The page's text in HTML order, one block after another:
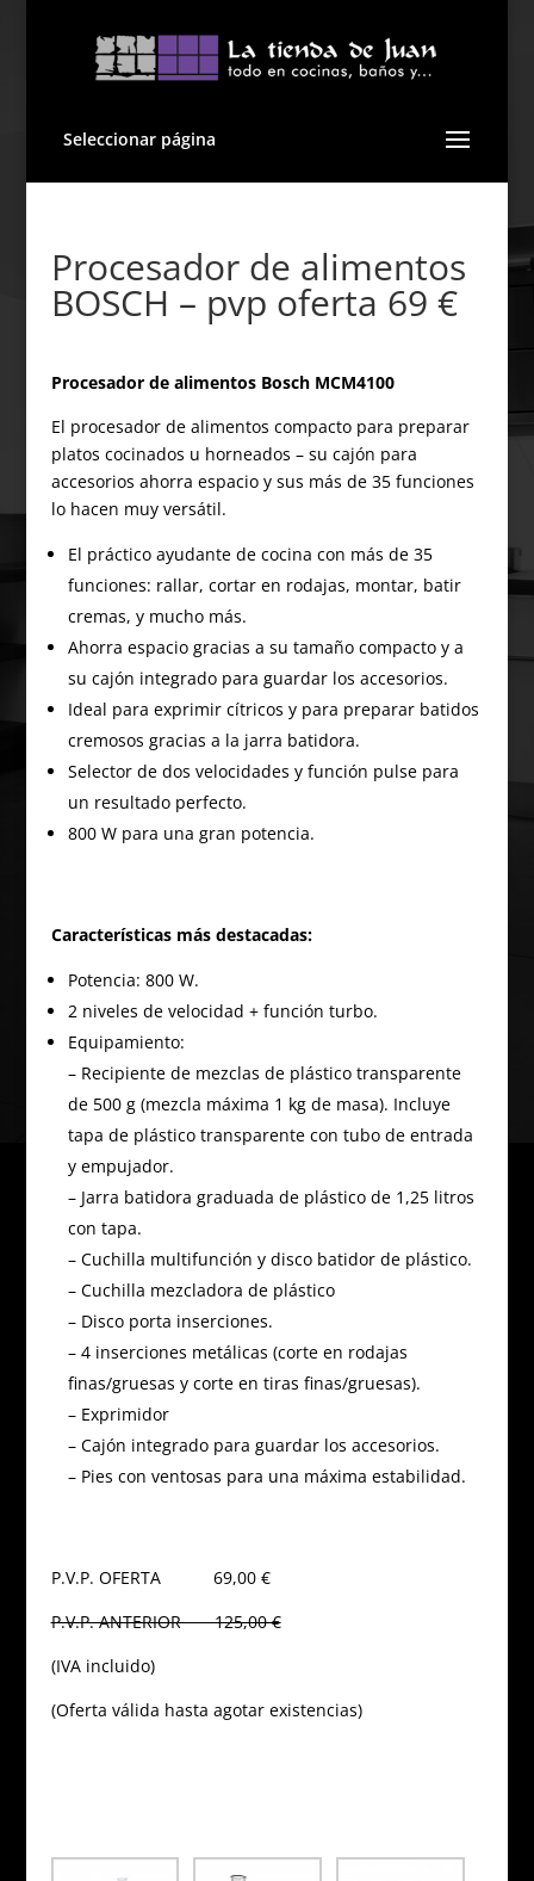
Seleccionar página
Procesador de alimentos
BOSCH – pvp oferta 69 €
Procesador de alimentos Bosch MCM4100
El procesador de alimentos compacto para preparar
platos cocinados u horneados – su cajón para
accesorios ahorra espacio y sus más de 35 funciones
lo hacen muy versátil.
El práctico ayudante de cocina con más de 35
funciones: rallar, cortar en rodajas, montar, batir
cremas, y mucho más.
Ahorra espacio gracias a su tamaño compacto y a
su cajón integrado para guardar los accesorios.
Ideal para exprimir cítricos y para preparar batidos
cremosos gracias a la jarra batidora.
Selector de dos velocidades y función pulse para
un resultado perfecto.
800 W para una gran potencia.
Características más destacadas:
Potencia: 800 W.
2 niveles de velocidad + función turbo.
Equipamiento:
– Recipiente de mezclas de plástico transparente
de 500 g (mezcla máxima 1 kg de masa). Incluye
tapa de plástico transparente con tubo de entrada
y empujador.
– Jarra batidora graduada de plástico de 1,25 litros
con tapa.
– Cuchilla multifunción y disco batidor de plástico.
– Cuchilla mezcladora de plástico
– Disco porta inserciones.
– 4 inserciones metálicas (corte en rodajas
finas/gruesas y corte en tiras finas/gruesas).
– Exprimidor
– Cajón integrado para guardar los accesorios.
– Pies con ventosas para una máxima estabilidad.
P.V.P. OFERTA 69,00 €
P.V.P. ANTERIOR 125,00 €
(IVA incluido)
(Oferta válida hasta agotar existencias)